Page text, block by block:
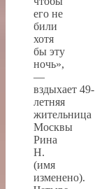
его не
били
хотя
бы эту
ночь»,
—
вздыхает 49-
летняя
жительница
Москвы
Рина
Н.
(имя
изменено).